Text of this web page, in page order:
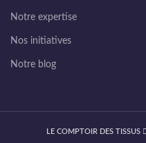
Notre expertise
Nos initiatives
Notre blog
LE COMPTOIR DES TISSUS